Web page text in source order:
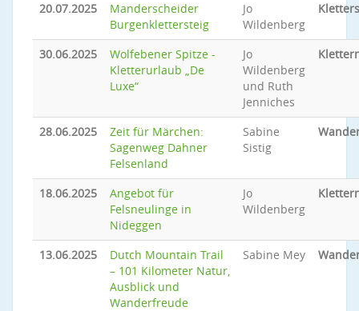
20.07.2025
Manderscheider
Burgenklettersteig
Jo
Wildenberg
30.06.2025
Wolfebener Spitze -
Kletterurlaub „De
Luxe“
Jo
Wildenberg
und Ruth
Jenniches
28.06.2025
Zeit für Märchen:
Sagenweg Dahner
Felsenland
Sabine
Sistig
18.06.2025
Angebot für
Felsneulinge in
Nideggen
Jo
Wildenberg
13.06.2025
Dutch Mountain Trail
– 101 Kilometer Natur,
Ausblick und
Wanderfreude
Sabine Mey